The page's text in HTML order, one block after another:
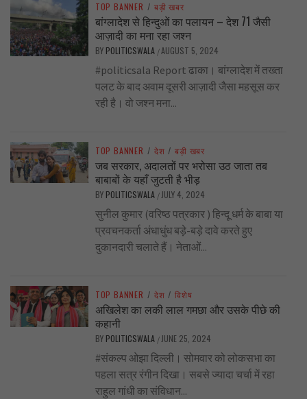
TOP BANNER / बड़ी खबर
बांग्लादेश से हिन्दुओं का पलायन – देश 71 जैसी
आज़ादी का मना रहा जश्न
BY POLITICSWALA /AUGUST 5, 2024
#politicsala Report ढाका। बांग्लादेश में तख्ता
पलट के बाद अवाम दूसरी आज़ादी जैसा महसूस कर
रही है। वो जश्न मना...
TOP BANNER / देश / बड़ी खबर
जब सरकार, अदालतों पर भरोसा उठ जाता तब
बाबाबों के यहाँ जुटती है भीड़
BY POLITICSWALA / JULY 4, 2024
सुनील कुमार (वरिष्ठ पत्रकार ) हिन्दू धर्म के बाबा या
प्रवचनकर्ता अंधाधुंध बड़े-बड़े दावे करते हुए
दुकानदारी चलाते हैं। नेताओं...
TOP BANNER / देश / विशेष
अखिलेश का लकी लाल गमछा और उसके पीछे की
कहानी
BY POLITICSWALA / JUNE 25, 2024
#संकल्प ओझा दिल्ली। सोमवार को लोकसभा का
पहला सत्र रंगीन दिखा। सबसे ज्यादा चर्चा में रहा
राहुल गांधी का संविधान...